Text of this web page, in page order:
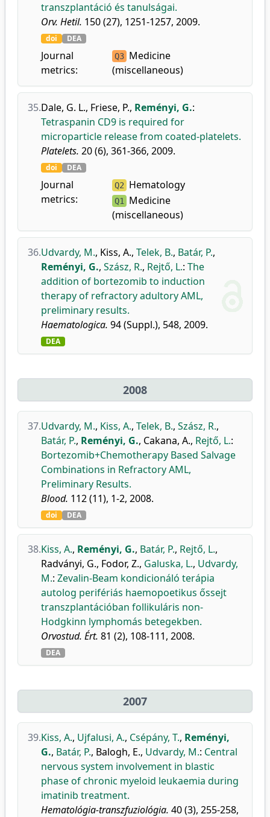
transzplantáció és tanulságai.
Orv. Hetil. 150 (27), 1251-1257, 2009.
doi DEA
Journal
metrics:
Q3 Medicine
(miscellaneous)
35.Dale, G. L., Friese, P., Reményi, G.:
Tetraspanin CD9 is required for
microparticle release from coated-platelets.
Platelets. 20 (6), 361-366, 2009.
doi DEA
Journal
metrics:
Q2 Hematology
Q1 Medicine
(miscellaneous)
36.Udvardy, M., Kiss, A., Telek, B., Batár, P.,
Reményi, G., Szász, R., Rejtő, L.: The
addition of bortezomib to induction
therapy of refractory adultory AML,
preliminary results.
Haematologica. 94 (Suppl.), 548, 2009.
DEA
2008
37.Udvardy, M., Kiss, A., Telek, B., Szász, R.,
Batár, P., Reményi, G., Cakana, A., Rejtő, L.:
Bortezomib+Chemotherapy Based Salvage
Combinations in Refractory AML,
Preliminary Results.
Blood. 112 (11), 1-2, 2008.
doi DEA
38.Kiss, A., Reményi, G., Batár, P., Rejtő, L.,
Radványi, G., Fodor, Z., Galuska, L., Udvardy,
M.: Zevalin-Beam kondicionáló terápia
autolog perifériás haemopoetikus őssejt
transzplantációban follikuláris non-
Hodgkinn lymphomás betegekben.
Orvostud. Ért. 81 (2), 108-111, 2008.
DEA
2007
39.Kiss, A., Ujfalusi, A., Csépány, T., Reményi,
G., Batár, P., Balogh, E., Udvardy, M.: Central
nervous system involvement in blastic
phase of chronic myeloid leukaemia during
imatinib treatment.
Hematológia-transzfuziológia. 40 (3), 255-258,